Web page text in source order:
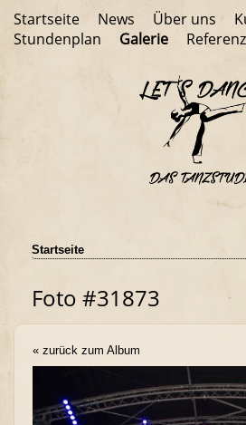
Startseite News Über uns
Stundenplan
Galerie
Startseite
Foto #31873
« zurück zum Album